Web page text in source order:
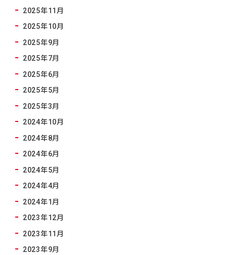
2025年11月
2025年10月
2025年9月
2025年7月
2025年6月
2025年5月
2025年3月
2024年10月
2024年8月
2024年6月
2024年5月
2024年4月
2024年1月
2023年12月
2023年11月
2023年9月